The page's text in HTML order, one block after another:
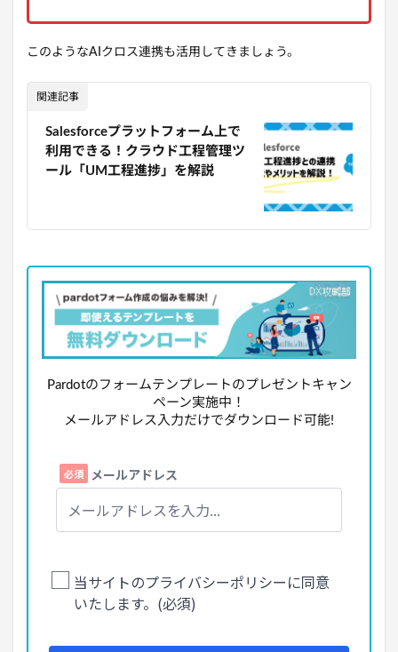
このようなAIクロス連携も活用してきましょう。
関連記事
Salesforceプラットフォーム上で
利用できる！クラウド工程管理ツ
ール「UM工程進捗」を解説
Pardotのフォームテンプレートのプレゼントキャン
ペーン実施中！
メールアドレス入力だけでダウンロード可能!